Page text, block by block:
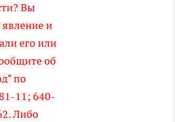
Вы
и
его или
об
по
11; 640-
Либо